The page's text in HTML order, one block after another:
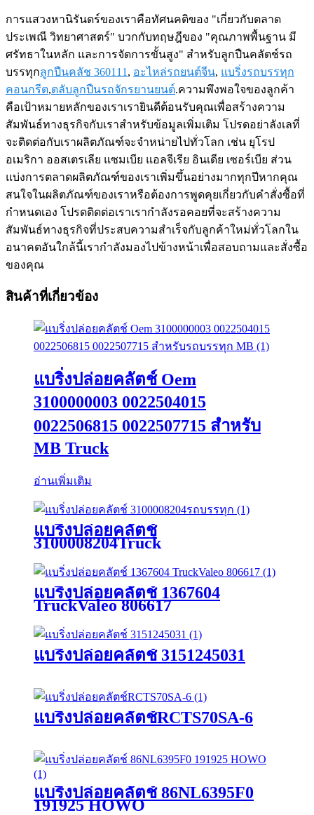
การแสวงหานิรันดร์ของเราคือทัศนคติของ "เกี่ยวกับตลาด
ประเพณี วิทยาศาสตร์" บวกกับทฤษฎีของ "คุณภาพพื้นฐาน มี
ศรัทธาในหลัก และการจัดการขั้นสูง" สำหรับลูกปืนคลัตช์รถ
บรรทุกลูกปืนคลัช 360111 , อะไหล่รถยนต์จีน, แบริ่งรถบรรทุก
คอนกรีต,ตลับลูกปืนรถจักรยานยนต์.ความพึงพอใจของลูกค้า
คือเป้าหมายหลักของเราเรายินดีต้อนรับคุณเพื่อสร้างความ
สัมพันธ์ทางธุรกิจกับเราสำหรับข้อมูลเพิ่มเติม โปรดอย่าลังเลที่
จะติดต่อกับเราผลิตภัณฑ์จะจำหน่ายไปทั่วโลก เช่น ยุโรป
อเมริกา ออสเตรเลีย แซมเบีย แอลจีเรีย อินเดีย เซอร์เบีย ส่วน
แบ่งการตลาดผลิตภัณฑ์ของเราเพิ่มขึ้นอย่างมากทุกปีหากคุณ
สนใจในผลิตภัณฑ์ของเราหรือต้องการพูดคุยเกี่ยวกับคำสั่งซื้อที่
กำหนดเอง โปรดติดต่อเราเรากำลังรอคอยที่จะสร้างความ
สัมพันธ์ทางธุรกิจที่ประสบความสำเร็จกับลูกค้าใหม่ทั่วโลกใน
อนาคตอันใกล้นี้เรากำลังมองไปข้างหน้าเพื่อสอบถามและสั่งซื้อ
ของคุณ
สินค้าที่เกี่ยวข้อง
แบริ่งปล่อยคลัตช์ Oem
3100000003 0022504015
0022506815 0022507715 สำหรับ
MB Truck
อ่านเพิ่มเติม
แบริ่งปล่อยคลัตช์
3100008204Truck
แบริ่งปล่อยคลัตช์ 1367604
TruckValeo 806617
แบริ่งปล่อยคลัตช์ 3151245031
แบริ่งปล่อยคลัตช์RCTS70SA-6
แบริ่งปล่อยคลัตช์ 86NL6395F0
191925 HOWO